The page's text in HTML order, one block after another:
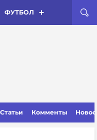
ФУТБОЛ
Статьи Комменты